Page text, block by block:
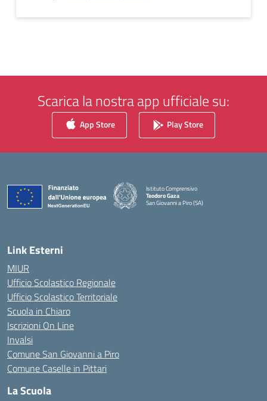
Scarica la nostra app ufficiale su:
App Store Play Store
Istituto Comprensivo
Teodoro Gaza
San Giovanni a Piro (SA)
Link Esterni
MIUR
Ufficio Scolastico Regionale
Ufficio Scolastico Territoriale
Scuola in Chiaro
Iscrizioni On Line
Invalsi
Comune San Giovanni a Piro
Comune Caselle in Pittari
La Scuola